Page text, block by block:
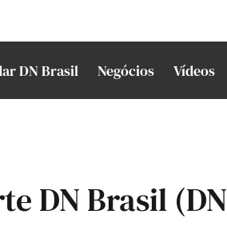
DN Brasil Negócios Vídeos
DN Brasil